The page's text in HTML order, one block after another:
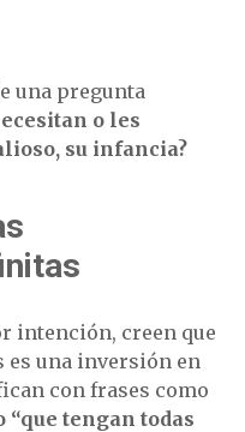
una pregunta
o les
su infancia?
intención, creen que
es una inversión en
con frases como
“que tengan todas